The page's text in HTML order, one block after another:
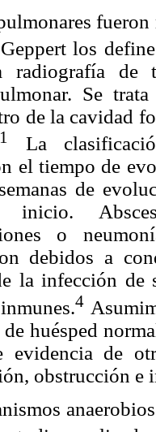
Geppert los
de
Se
de la cavidad
La
el tiempo de
de
inicio.
o
debidos a
la infección de
4
huésped
evidencia de
obstrucción e